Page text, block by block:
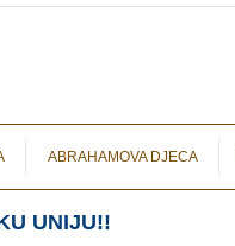
ABRAHAMOVA DJECA
UNIJU!!